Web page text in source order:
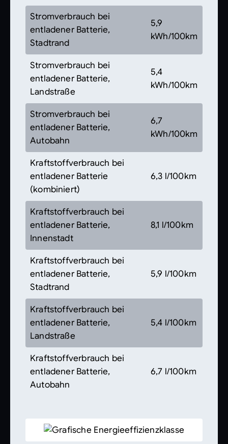
Stromverbrauch bei
entladener Batterie,
Stadtrand
5,9
kWh/100km
Stromverbrauch bei
entladener Batterie,
Landstraße
5,4
kWh/100km
Stromverbrauch bei
entladener Batterie,
Autobahn
6,7
kWh/100km
Kraftstoffverbrauch bei
entladener Batterie
(kombiniert)
6,3 l/100km
Kraftstoffverbrauch bei
entladener Batterie,
Innenstadt
8,1 l/100km
Kraftstoffverbrauch bei
entladener Batterie,
Stadtrand
5,9 l/100km
Kraftstoffverbrauch bei
entladener Batterie,
Landstraße
5,4 l/100km
Kraftstoffverbrauch bei
entladener Batterie,
Autobahn
6,7 l/100km